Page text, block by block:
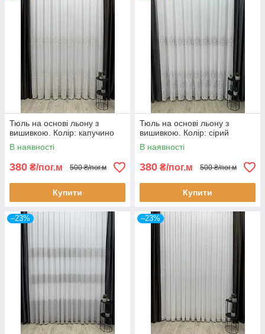
Тюль на основі льону з
вишивкою. Колір: капучино
В наявності
380 ₴/пог.м 500 ₴/пог.м
Купити
Тюль на основі льону з
вишивкою. Колір: сірий
В наявності
380 ₴/пог.м 500 ₴/пог.м
Купити
–23% –23%